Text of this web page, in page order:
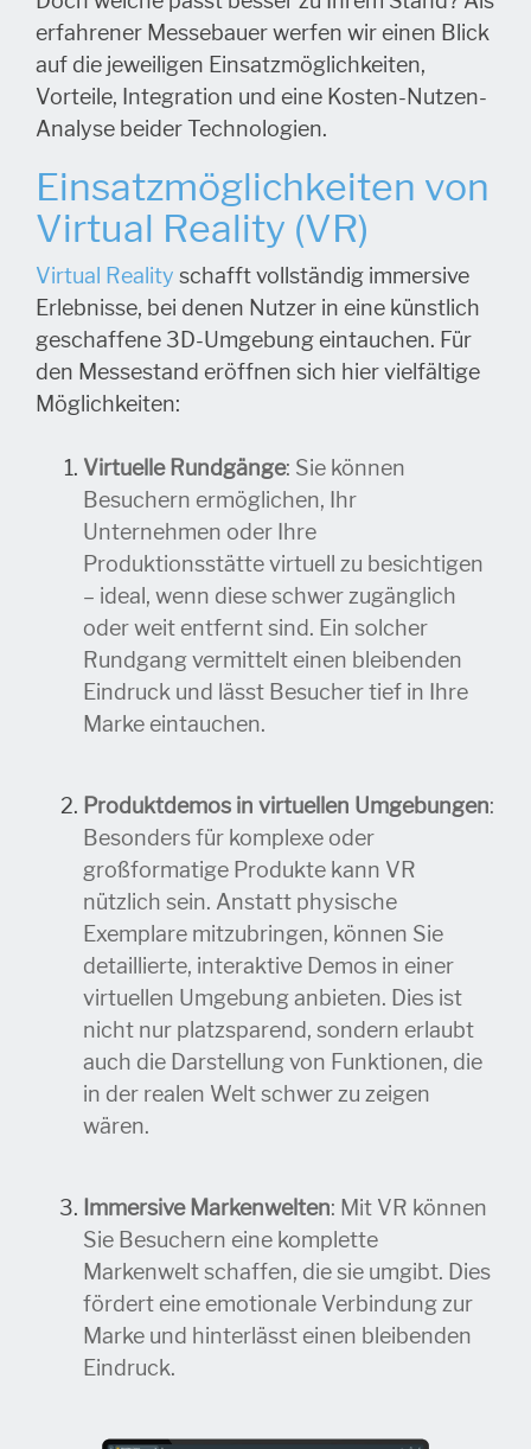
erfahrener Messebauer werfen wir einen Blick
auf die jeweiligen Einsatzmöglichkeiten,
Vorteile, Integration und eine Kosten-Nutzen-
Analyse beider Technologien.
Einsatzmöglichkeiten von
Virtual Reality (VR)
Virtual Reality schafft vollständig immersive
Erlebnisse, bei denen Nutzer in eine künstlich
geschaffene 3D-Umgebung eintauchen. Für
den Messestand eröffnen sich hier vielfältige
Möglichkeiten:
Virtuelle Rundgänge: Sie können
Besuchern ermöglichen, Ihr
Unternehmen oder Ihre
Produktionsstätte virtuell zu besichtigen
– ideal, wenn diese schwer zugänglich
oder weit entfernt sind. Ein solcher
Rundgang vermittelt einen bleibenden
Eindruck und lässt Besucher tief in Ihre
Marke eintauchen.
Produktdemos in virtuellen Umgebungen:
Besonders für komplexe oder
großformatige Produkte kann VR
nützlich sein. Anstatt physische
Exemplare mitzubringen, können Sie
detaillierte, interaktive Demos in einer
virtuellen Umgebung anbieten. Dies ist
nicht nur platzsparend, sondern erlaubt
auch die Darstellung von Funktionen, die
in der realen Welt schwer zu zeigen
wären.
Immersive Markenwelten: Mit VR können
Sie Besuchern eine komplette
Markenwelt schaffen, die sie umgibt. Dies
fördert eine emotionale Verbindung zur
Marke und hinterlässt einen bleibenden
Eindruck.